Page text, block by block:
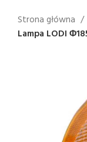
Strona główna
Lampa LODI